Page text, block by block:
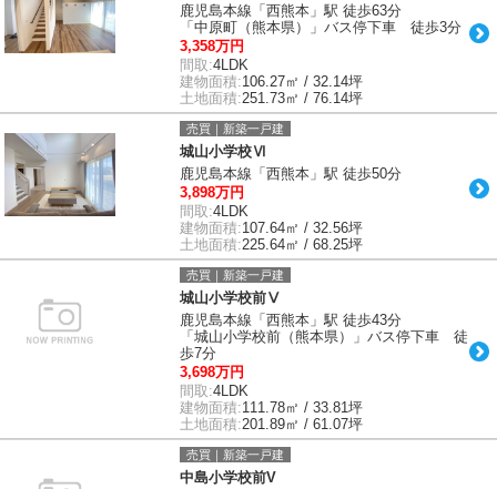
鹿児島本線「西熊本」駅 徒歩63分
「中原町（熊本県）」バス停下車 徒歩3分
3,358万円
間取:4LDK
建物面積:106.27㎡ / 32.14坪
土地面積:251.73㎡ / 76.14坪
売買｜新築一戸建
城山小学校Ⅵ
鹿児島本線「西熊本」駅 徒歩50分
3,898万円
間取:4LDK
建物面積:107.64㎡ / 32.56坪
土地面積:225.64㎡ / 68.25坪
売買｜新築一戸建
城山小学校前Ⅴ
鹿児島本線「西熊本」駅 徒歩43分
「城山小学校前（熊本県）」バス停下車 徒
歩7分
3,698万円
間取:4LDK
建物面積:111.78㎡ / 33.81坪
土地面積:201.89㎡ / 61.07坪
売買｜新築一戸建
中島小学校前V